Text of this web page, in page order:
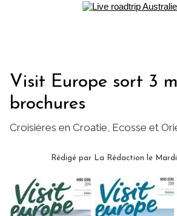
Visit Europe sort 3
brochures
Croisières en Croatie, Ecosse et
Rédigé par La Rédaction le